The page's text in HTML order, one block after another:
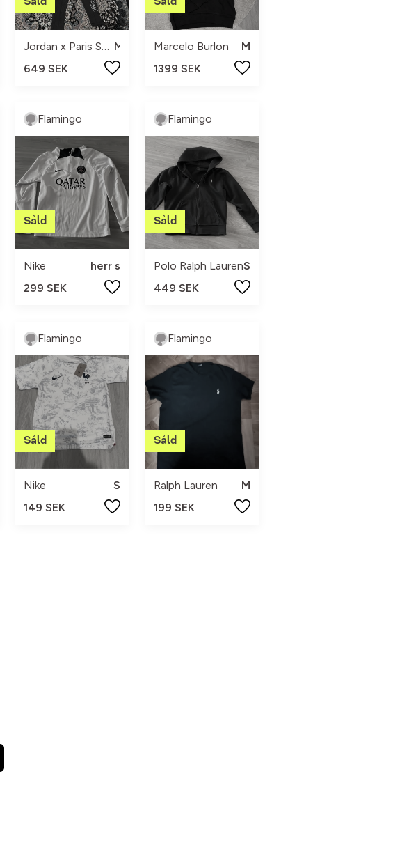
649 SEK
Marcelo Burlon
M
1399 SEK
Flamingo
Nike
herr s
299 SEK
Flamingo
Polo Ralph LaurenS
449 SEK
Flamingo
Nike
S
149 SEK
Flamingo
Ralph Lauren
M
199 SEK